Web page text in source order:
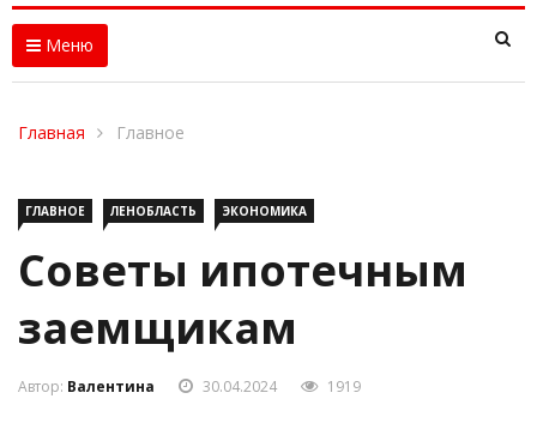
ГЛАВНОЕ ЛЕНОБЛАСТЬ ЭКОНОМИКА
Советы ипотечным
заемщикам